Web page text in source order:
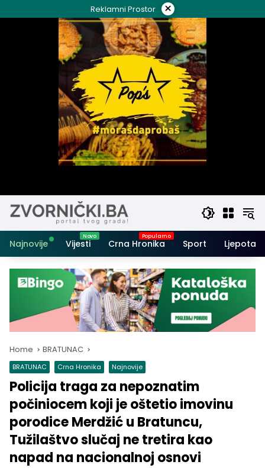
to
Reklamni Prostor ×
Najnovije Vijesti Crna Hronika Sport Ljepota i
Home BRATUNAC
BRATUNAC Crna Hronika Najnovije
Policija traga za nepoznatim
počiniocem koji je oštetio imovinu
porodice Merdžić u Bratuncu,
Tužilaštvo slučaj ne tretira kao
napad na nacionalnoj osnovi